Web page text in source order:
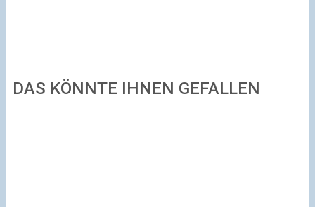
DAS KÖNNTE IHNEN GEFALLEN